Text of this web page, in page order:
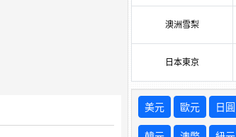
澳洲雪梨
日本東京
美元 歐元 日圓